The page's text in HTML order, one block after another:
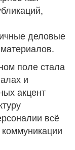
деловые
поле стала
и
акцент
всё